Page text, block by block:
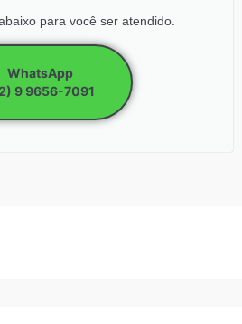
para você ser atendido.
WhatsApp
9 9656-7091